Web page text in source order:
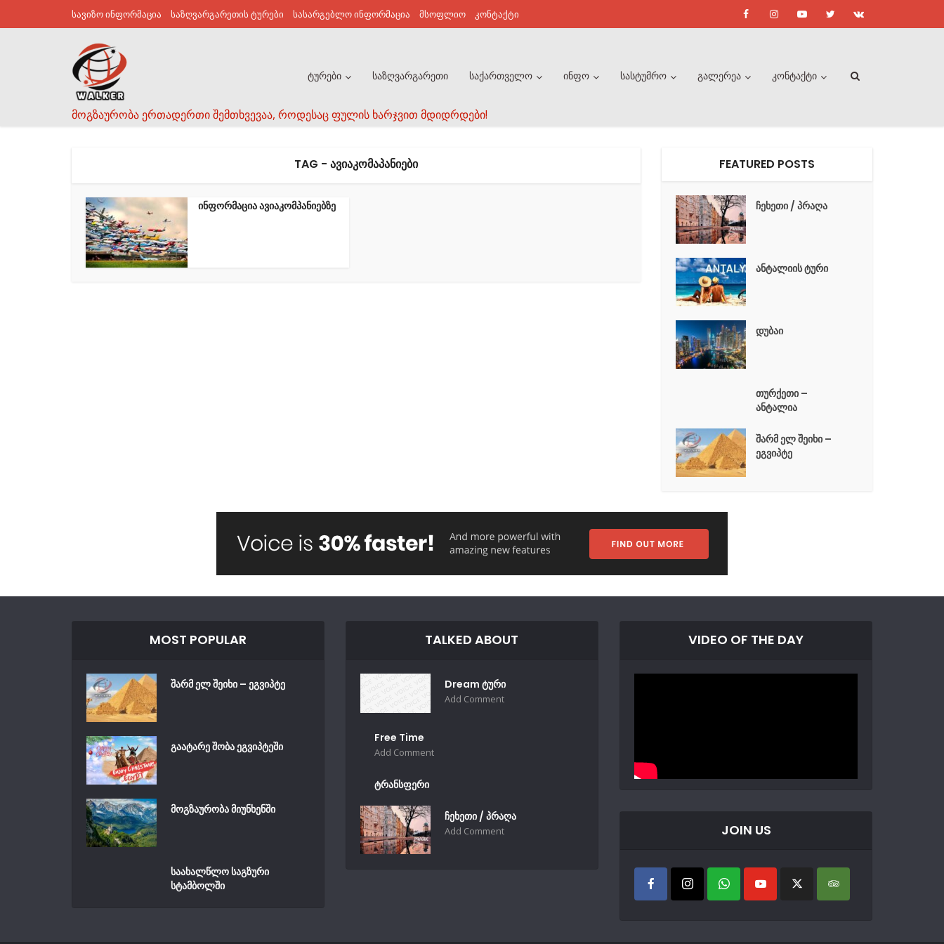
სავიზო ინფორმაცია საზღვარგარეთის ტურები სასარგებლო ინფორმაცია მსოფლიო კონტაქტი
მოგზაურობა ერთადერთი შემთხვევაა, როდესაც ფულის ხარჯვით მდიდრდები!
ტურები საზღვარგარეთი საქართველო ინფო სასტუმრო გალერეა კონტაქტი
TAG - ᲐᲕᲘᲐᲙᲝᲛᲐᲞᲐᲜᲘᲔᲑᲘ
ინფორმაცია ავიაკომპანიებზე
FEATURED POSTS
ჩეხეთი / პრაღა
ანტალიის ტური
დუბაი
თურქეთი –
ანტალია
შარმ ელ შეიხი –
ეგვიპტე
MOST POPULAR
შარმ ელ შეიხი – ეგვიპტე
გაატარე შობა ეგვიპტეში
მოგზაურობა მიუნხენში
საახალწლო საგზური
სტამბოლში
TALKED ABOUT
Dream ტური
Add Comment
Free Time
Add Comment
ტრანსფერი
ჩეხეთი / პრაღა
Add Comment
VIDEO OF THE DAY
JOIN US